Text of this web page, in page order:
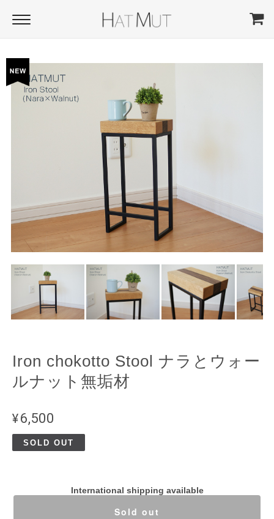
Iron chokotto Stool ナラとウォー
ルナット無垢材
¥6,500
SOLD OUT
International shipping available
Sold out